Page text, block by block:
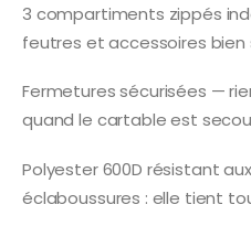
3 compartiments zippés
feutres et accessoires bien
Fermetures sécurisées —
quand le cartable est
Polyester 600D résistant
éclaboussures : elle tient